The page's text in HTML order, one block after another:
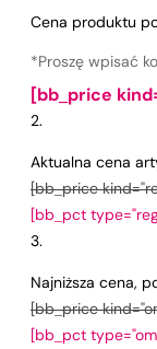
Cena produktu
*Proszę wpisać
[bb_price
Aktualna cena
[bb_price
[bb_pct
Najniższa cena,
[bb_price
[bb_pct